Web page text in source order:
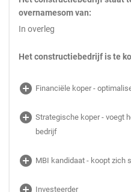
overnamesom van:
In overleg
Het constructiebedrijf is te
add_circle Financiële koper -
add_circle Strategische koper - voegt
bedrijf
add_circle MBI kandidaat - koopt zich
Investeerder